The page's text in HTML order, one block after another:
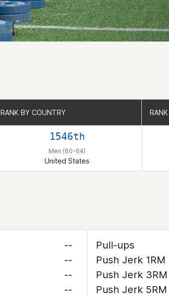
RANK BY COUNTRY
1546th
Men (60-64)
United States
RANK BY COUNTRY
--
--
--
--
Pull-ups
Push Jerk 1RM
Push Jerk 3RM
Push Jerk 5RM